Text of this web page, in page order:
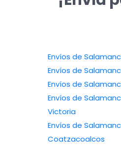
Envíos de
Envíos de
Envíos de
Envíos de
Victoria
Envíos de
Coatzacoalcos